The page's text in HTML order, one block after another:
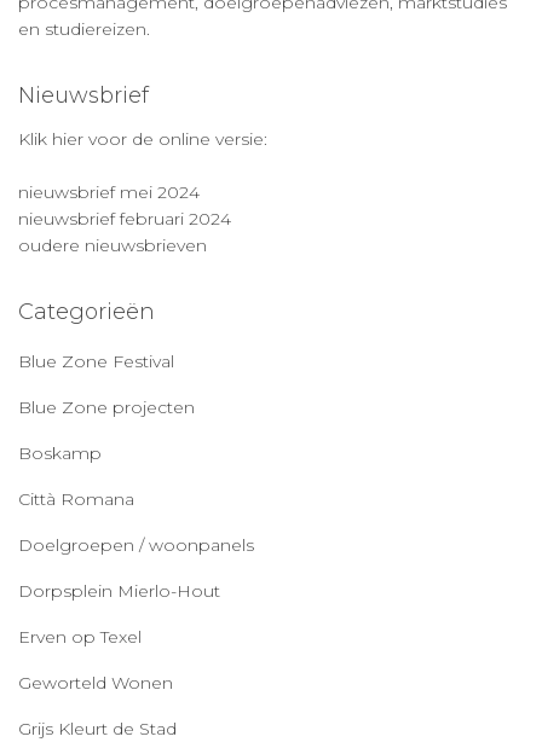
en studiereizen.
Nieuwsbrief
Klik hier voor de online versie:
nieuwsbrief mei 2024
nieuwsbrief februari 2024
oudere nieuwsbrieven
Categorieën
Blue Zone Festival
Blue Zone projecten
Boskamp
Città Romana
Doelgroepen / woonpanels
Dorpsplein Mierlo-Hout
Erven op Texel
Geworteld Wonen
Grijs Kleurt de Stad